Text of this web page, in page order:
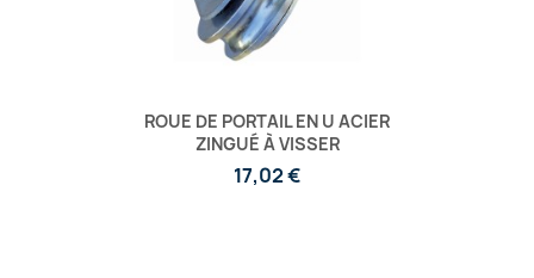
ROUE DE PORTAIL EN U ACIER
ZINGUÉ À VISSER
17,02 €